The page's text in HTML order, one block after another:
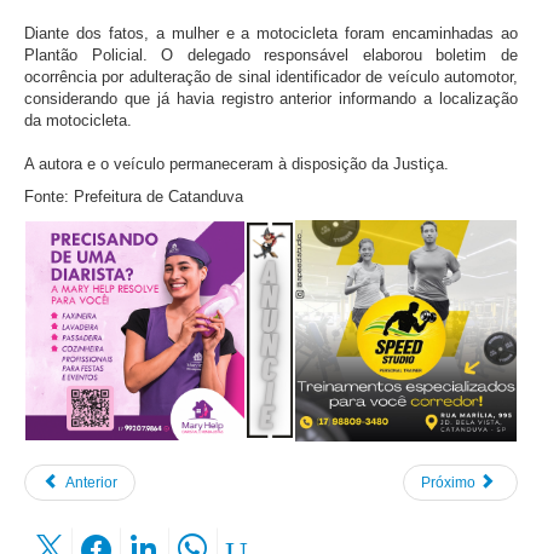
Diante dos fatos, a mulher e a motocicleta foram encaminhadas ao
Plantão Policial. O delegado responsável elaborou boletim de
ocorrência por adulteração de sinal identificador de veículo automotor,
considerando que já havia registro anterior informando a localização
da motocicleta.
A autora e o veículo permaneceram à disposição da Justiça.
Fonte: Prefeitura de Catanduva
Anterior Próximo